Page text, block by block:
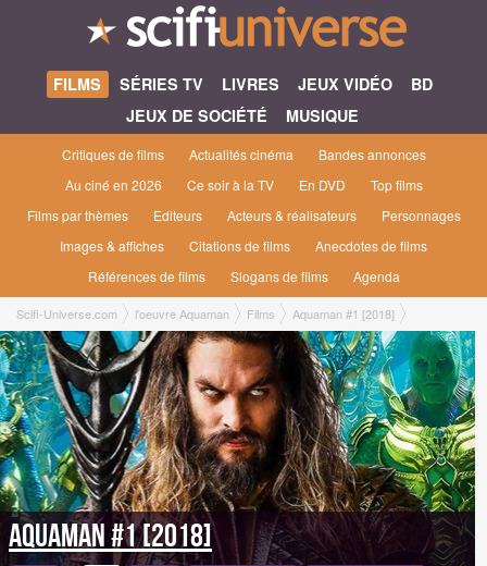
FILMS SÉRIES TV LIVRES JEUX VIDÉO
BD
JEUX DE SOCIÉTÉ
MUSIQUE
Critiques de films Actualités cinéma
Bandes annonces
Au ciné en 2026
Ce soir à la TV En DVD
Top films
Films par thèmes
Editeurs Acteurs & réalisateurs
Personnages
Images & affiches
Citations de films
Anecdotes de films
Références de films
Slogans de films Agenda
Scifi-Universe.com l'oeuvre Aquaman Films Aquaman #1 [2018]
Aquaman #1 [2018]